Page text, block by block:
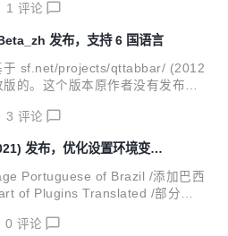
用户使用；另外日本作者维护的
QTTabBar 是一款可以让你在
Tab 多标签功能的小工具。从此
窗口，还有给力的文件夹预览功
率。就像 IE 7 和 Firefox、Ope...
1 评论
发布，支持 6 国语言
于 sf.net/projects/qttabbar/ (2012
的。这个版本原作者没有发布
作者维护的Quizo官网版本的捕获
让你在Windows资源管理器中使
。从此以后工作时不再遍布文件夹
功能，大大提高了你工作的效
那样的。QTTabBar还提供了
作...
3 评论
发布，优化设置环境变量
Portuguese of Brazil /添加巴西
of Plugins Translated /部分插
资源德语翻译 :green_heart:O
0 评论